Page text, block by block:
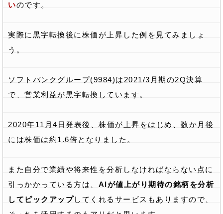
いのです。
実際に黒字転換後に株価が上昇した例を見てみましょ
う。
ソフトバンクグループ(9984)は2021/3月期の2Q決算
で、営業利益が黒字転換しています。
2020年11月4日発表後、株価が上昇をはじめ、数か月後
には株価は約1.6倍となりました。
また自分で業績や将来性を分析しなければならない点に
引っかかっている方は、 AIが値上がり期待の銘柄を分析
してピックアップしてくれるサービスもありますので、